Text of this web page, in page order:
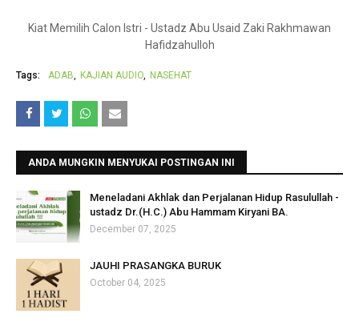
Kiat Memilih Calon Istri - Ustadz Abu Usaid Zaki Rakhmawan
Hafidzahulloh
Tags: ADAB KAJIAN AUDIO NASEHAT
ANDA MUNGKIN MENYUKAI POSTINGAN INI
Meneladani Akhlak dan Perjalanan Hidup Rasulullah -
ustadz Dr.(H.C.) Abu Hammam Kiryani BA.
December 07, 2025
JAUHI PRASANGKA BURUK
October 04, 2025